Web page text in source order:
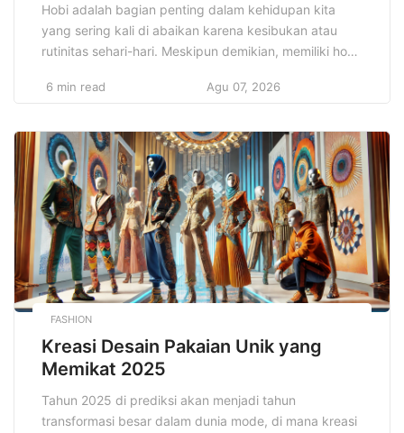
Hobi adalah bagian penting dalam kehidupan kita
yang sering kali di abaikan karena kesibukan atau
rutinitas sehari-hari. Meskipun demikian, memiliki hobi
Hobi seru untuk meningkatkan hidup Anda dapat
hingga mental. Melalui berbagai kegiatan yang
menyenangkan, hobi bisa menjadi sarana untuk
meredakan […]
6 min read Agu 07, 2026
FASHION
Kreasi Desain Pakaian Unik yang
Memikat 2025
Tahun 2025 di prediksi akan menjadi tahun
transformasi besar dalam dunia mode, di mana kreasi